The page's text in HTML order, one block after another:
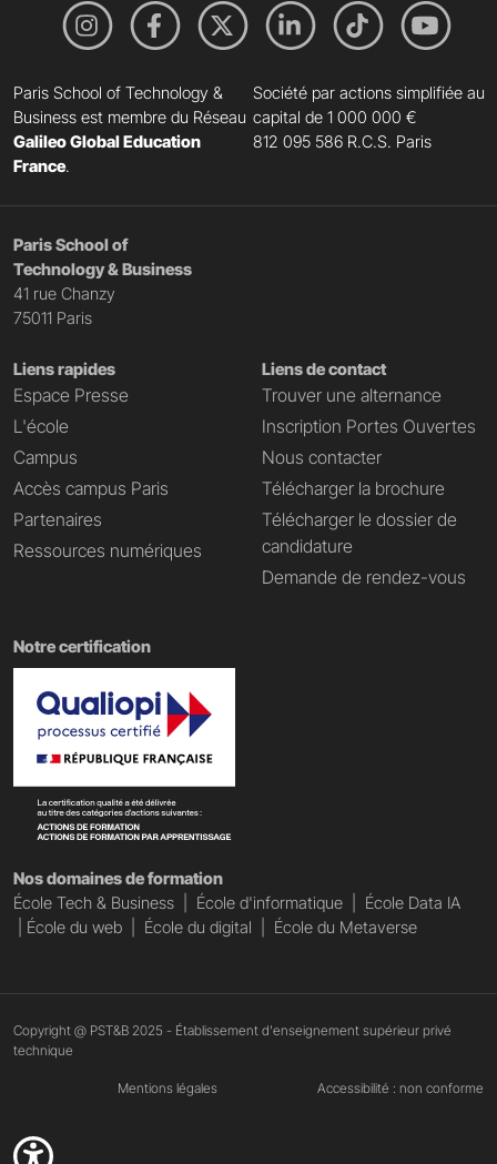
Paris School of Technology &
Business est membre du Réseau
Galileo Global Education
France.
Société par actions simplifiée au
capital de 1 000 000 €
812 095 586 R.C.S. Paris
Paris School of
Technology & Business
41 rue Chanzy
75011 Paris
Liens rapides
Espace Presse
L'école
Campus
Accès campus Paris
Partenaires
Ressources numériques
Liens de contact
Trouver une alternance
Inscription Portes Ouvertes
Nous contacter
Télécharger la brochure
Télécharger le dossier de
candidature
Demande de rendez-vous
Notre certification
Nos domaines de formation
École Tech & Business
École d'informatique
École Data IA
École du web École du digital École du Metaverse
Copyright @ PST&B 2025 - Établissement d'enseignement supérieur privé
technique
Mentions légales Accessibilité : non conforme